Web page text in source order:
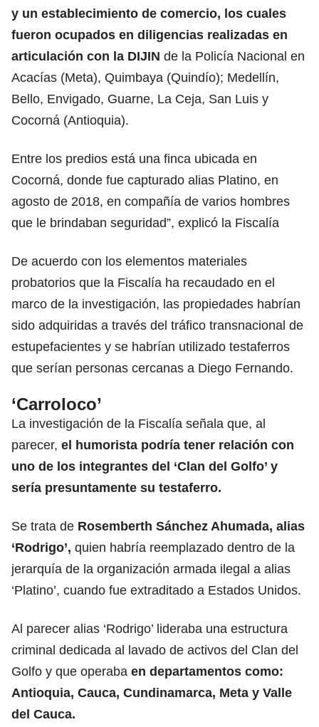
y un establecimiento de comercio, los cuales
fueron ocupados en diligencias realizadas en
articulación con la DIJIN de la Policía Nacional en
Acacías (Meta), Quimbaya (Quindío); Medellín,
Bello, Envigado, Guarne, La Ceja, San Luis y
Cocorná (Antioquia).
Entre los predios está una finca ubicada en
Cocorná, donde fue capturado alias Platino, en
agosto de 2018, en compañía de varios hombres
que le brindaban seguridad”, explicó la Fiscalía
De acuerdo con los elementos materiales
probatorios que la Fiscalía ha recaudado en el
marco de la investigación, las propiedades habrían
sido adquiridas a través del tráfico transnacional de
estupefacientes y se habrían utilizado testaferros
que serían personas cercanas a Diego Fernando.
‘Carroloco’
La investigación de la Fiscalía señala que, al
parecer, el humorista podría tener relación con
uno de los integrantes del ‘Clan del Golfo’ y
sería presuntamente su testaferro.
Se trata de Rosemberth Sánchez Ahumada, alias
‘Rodrigo’, quien habría reemplazado dentro de la
jerarquía de la organización armada ilegal a alias
‘Platino’, cuando fue extraditado a Estados Unidos.
Al parecer alias ‘Rodrigo’ lideraba una estructura
criminal dedicada al lavado de activos del Clan del
Golfo y que operaba en departamentos como:
Antioquia, Cauca, Cundinamarca, Meta y Valle
del Cauca.